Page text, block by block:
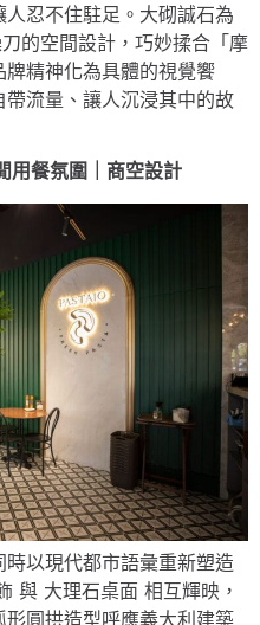
忍不住駐足。大砌誠石為
的空間設計，巧妙揉合「摩
精神化為具體的視覺饗
流量、讓人沉浸其中的故
用餐氛圍｜商空設計
以現代都市語彙重新塑造
與 大理石桌面 相互輝映，
圓拱造型呼應義大利建築